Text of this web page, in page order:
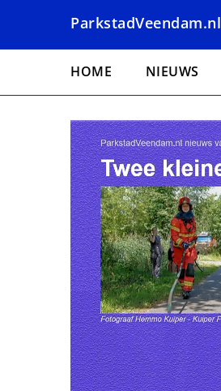
naar
ParkstadVeendam.nl
Hoofdnavigatie
HOME NIEUWS